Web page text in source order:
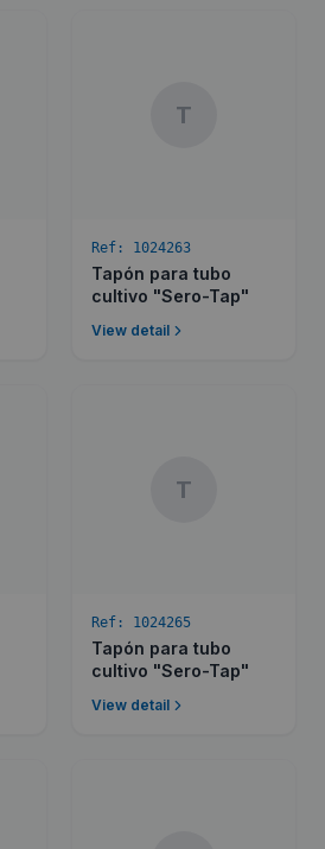
T
Ref: 1024263
Tapón para tubo
cultivo "Sero-Tap"
View detail
T
Ref: 1024265
Tapón para tubo
cultivo "Sero-Tap"
View detail